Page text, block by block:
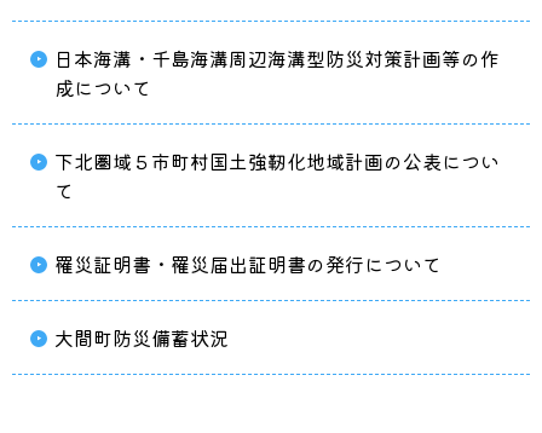
日本海溝・千島海溝周辺海溝型防災対策計画等の作
成について
下北圏域５市町村国土強靭化地域計画の公表につい
て
罹災証明書・罹災届出証明書の発行について
大間町防災備蓄状況